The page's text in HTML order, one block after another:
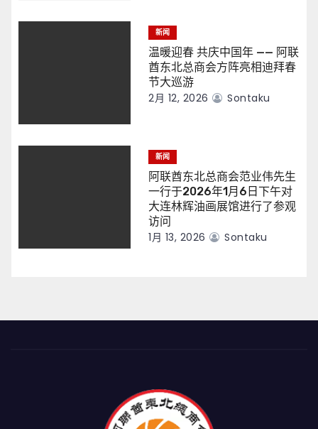
新闻
温暖迎春 共庆中国年 —— 阿联
酋东北总商会方阵亮相迪拜春
节大巡游
2月 12, 2026 Sontaku
新闻
阿联酋东北总商会范业伟先生
一行于2026年1月6日下午对
大连林辉油画展馆进行了参观
访问
1月 13, 2026 Sontaku